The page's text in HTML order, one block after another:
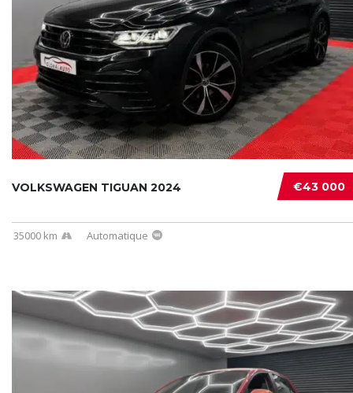
€43 000
VOLKSWAGEN TIGUAN 2024
35000 km Automatique